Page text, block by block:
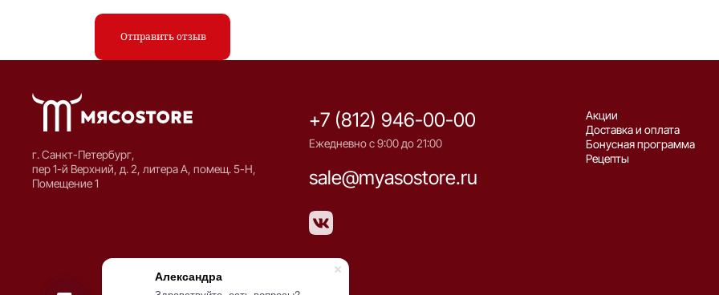
Александра
Отправить отзыв
г. Санкт-Петербург,
пер 1-й Верхний, д. 2, литера А, помещ. 5-Н,
Помещение 1
+7 (812) 946-00-00
Ежедневно с 9:00 до 21:00
sale@myasostore.ru
Акции
Доставка и оплата
Бонусная программа
Рецепты